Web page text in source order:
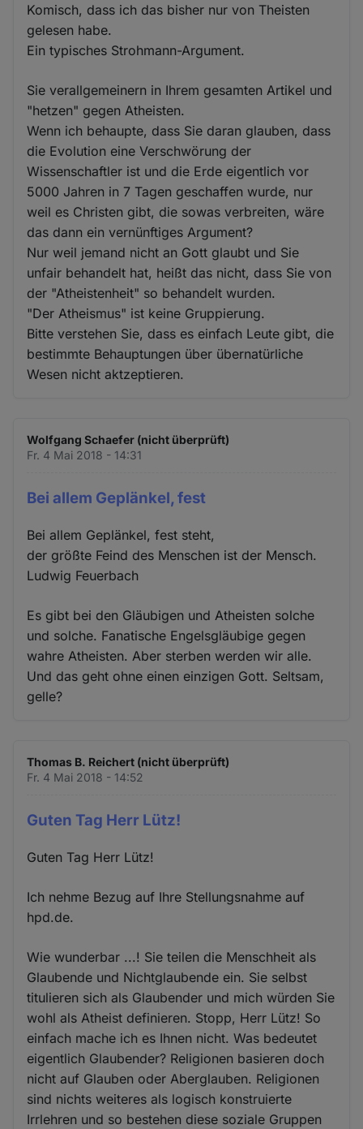
Komisch, dass ich das bisher nur von Theisten
gelesen habe.
Ein typisches Strohmann-Argument.
Sie verallgemeinern in Ihrem gesamten Artikel und
"hetzen" gegen Atheisten.
Wenn ich behaupte, dass Sie daran glauben, dass
die Evolution eine Verschwörung der
Wissenschaftler ist und die Erde eigentlich vor
5000 Jahren in 7 Tagen geschaffen wurde, nur
weil es Christen gibt, die sowas verbreiten, wäre
das dann ein vernünftiges Argument?
Nur weil jemand nicht an Gott glaubt und Sie
unfair behandelt hat, heißt das nicht, dass Sie von
der "Atheistenheit" so behandelt wurden.
"Der Atheismus" ist keine Gruppierung.
Bitte verstehen Sie, dass es einfach Leute gibt, die
bestimmte Behauptungen über übernatürliche
Wesen nicht aktzeptieren.
Wolfgang Schaefer (nicht überprüft)
Fr. 4 Mai 2018 - 14:31
Bei allem Geplänkel, fest
Bei allem Geplänkel, fest steht,
der größte Feind des Menschen ist der Mensch.
Ludwig Feuerbach
Es gibt bei den Gläubigen und Atheisten solche
und solche. Fanatische Engelsgläubige gegen
wahre Atheisten. Aber sterben werden wir alle.
Und das geht ohne einen einzigen Gott. Seltsam,
gelle?
Thomas B. Reichert (nicht überprüft)
Fr. 4 Mai 2018 - 14:52
Guten Tag Herr Lütz!
Guten Tag Herr Lütz!
Ich nehme Bezug auf Ihre Stellungsnahme auf
hpd.de.
Wie wunderbar ...! Sie teilen die Menschheit als
Glaubende und Nichtglaubende ein. Sie selbst
titulieren sich als Glaubender und mich würden Sie
wohl als Atheist definieren. Stopp, Herr Lütz! So
einfach mache ich es Ihnen nicht. Was bedeutet
eigentlich Glaubender? Religionen basieren doch
nicht auf Glauben oder Aberglauben. Religionen
sind nichts weiteres als logisch konstruierte
Irrlehren und so bestehen diese soziale Gruppen